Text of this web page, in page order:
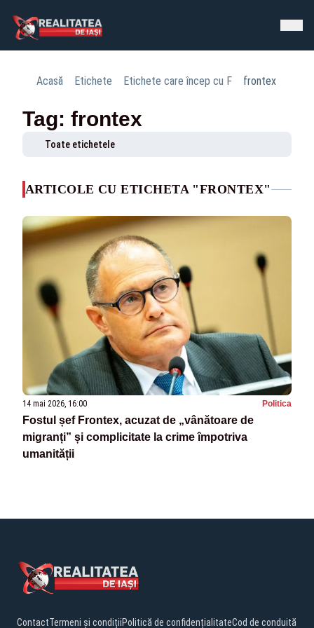
Acasă Etichete Etichete care încep cu F frontex
Tag: frontex
Toate etichetele
ARTICOLE CU ETICHETA "FRONTEX"
14 mai 2026, 16:00 Politica
Fostul șef Frontex, acuzat de „vânătoare de
migranți” și complicitate la crime împotriva
umanității
ContactTermeni și condițiiPolitică de confidențialitateCod de conduită